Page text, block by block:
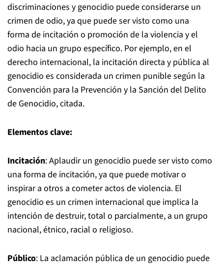
discriminaciones y genocidio puede considerarse un
crimen de odio, ya que puede ser visto como una
forma de incitación o promoción de la violencia y el
odio hacia un grupo específico. Por ejemplo, en el
derecho internacional, la incitación directa y pública al
genocidio es considerada un crimen punible según la
Convención para la Prevención y la Sanción del Delito
de Genocidio, citada.
Elementos clave:
Incitación: Aplaudir un genocidio puede ser visto como
una forma de incitación, ya que puede motivar o
inspirar a otros a cometer actos de violencia. El
genocidio es un crimen internacional que implica la
intención de destruir, total o parcialmente, a un grupo
nacional, étnico, racial o religioso.
Público: La aclamación pública de un genocidio puede